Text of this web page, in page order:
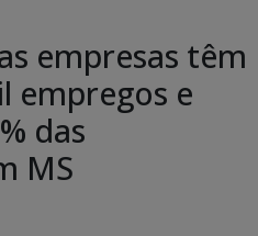
empresas têm
empregos e
das
MS